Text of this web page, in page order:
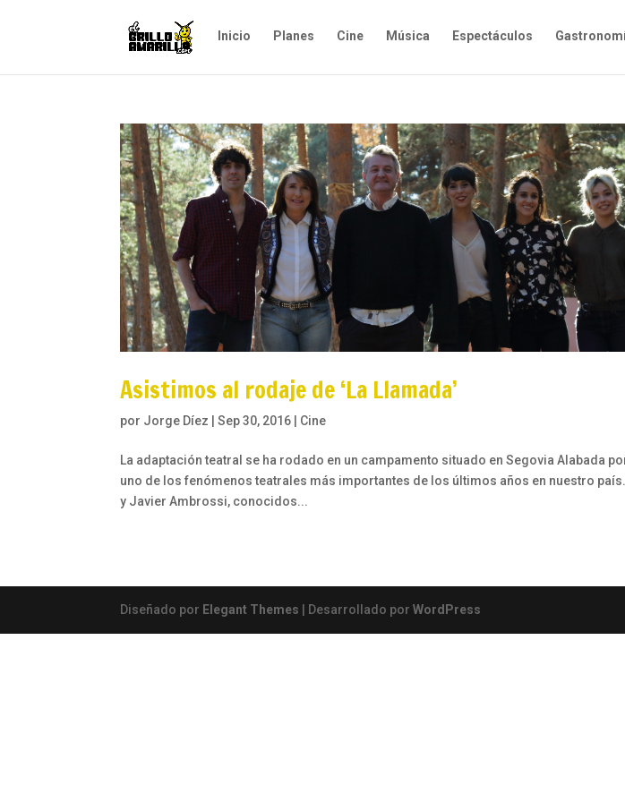
Inicio Planes Cine Música Espectáculos
Asistimos al rodaje de ‘La Llamada’
por Jorge Díez |Sep 30, 2016 Cine
La adaptación teatral se ha rodado en un campamento situado en Segovia Alabada
uno de los fenómenos teatrales más importantes de los últimos años en nuestro
y Javier Ambrossi, conocidos...
Diseñado por Elegant Themes | Desarrollado porWordPress